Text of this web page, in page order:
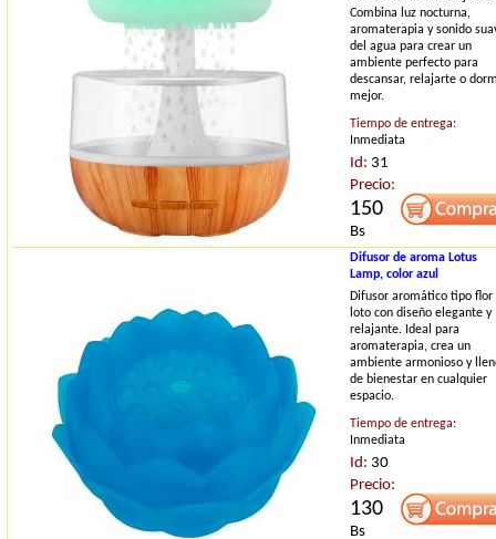
Combina luz nocturna,
aromaterapia y sonido
del agua para crear un
ambiente perfecto para
descansar, relajarte o
mejor.
Tiempo de entrega:
Inmediata
Id: 31
Precio:
150
Bs
Difusor de aroma Lotus
Lamp, color azul
Difusor aromático tipo flor
loto con diseño elegante y
relajante. Ideal para
aromaterapia, crea un
ambiente armonioso y
de bienestar en cualquier
espacio.
Tiempo de entrega:
Inmediata
Id: 30
Precio:
130
Bs